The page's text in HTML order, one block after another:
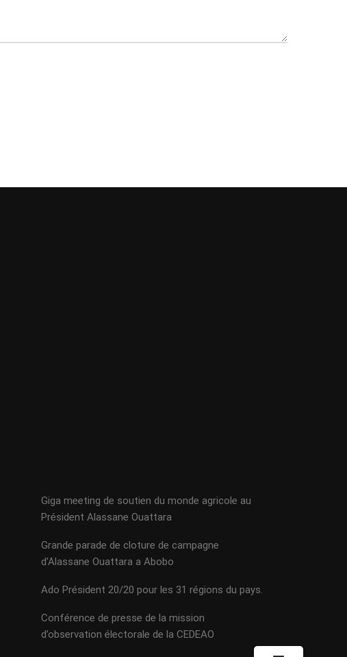
Giga meeting de soutien du monde agricole au
Président Alassane Ouattara
Grande parade de cloture de campagne
d’Alassane Ouattara a Abobo
Ado Président 20/20 pour les 31 régions du pays.
Conférence de presse de la mission
d’observation électorale de la CEDEAO